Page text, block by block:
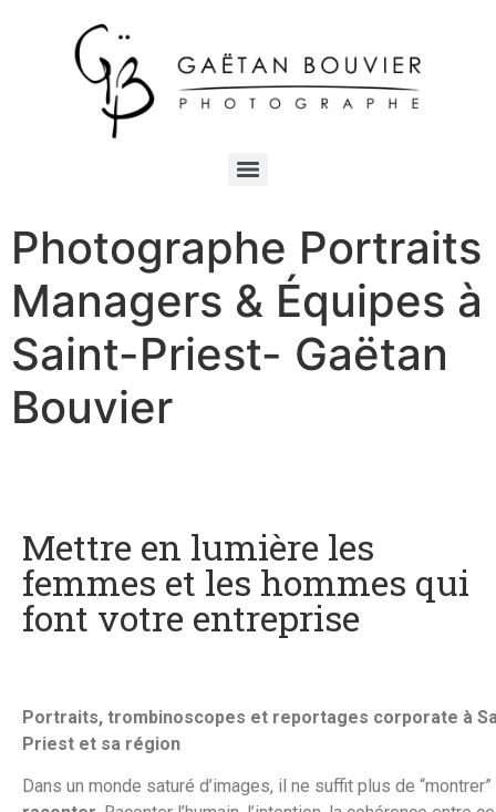
Photographe Portraits
Managers & Équipes à
Saint-Priest- Gaëtan
Bouvier
Mettre en lumière les
femmes et les hommes qui
font votre entreprise
Portraits, trombinoscopes et reportages corporate à
Priest et sa région
Dans un monde saturé d’images, il ne suffit plus de